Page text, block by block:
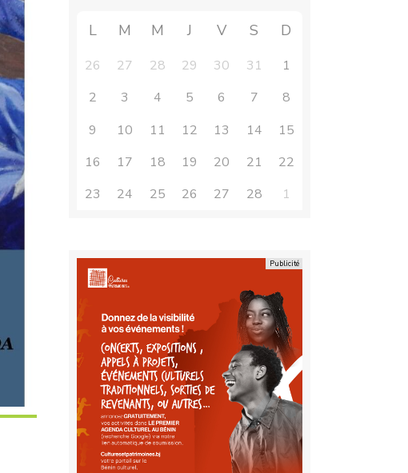
L M M J V S D
26 27 28 29 30 31
1
2
3 4 5 6 7
8
9
10 11 12 13 14
15
16
17 18 19 20 21
22
23
24 25 26 27 28 1